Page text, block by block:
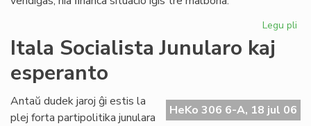
Legu pli
Itala Socialista Junularo kaj
esperanto
HeKo 306 6-A, 18 jul 06
Antaŭ dudek jaroj ĝi estis la
plej forta partipolitika junulara